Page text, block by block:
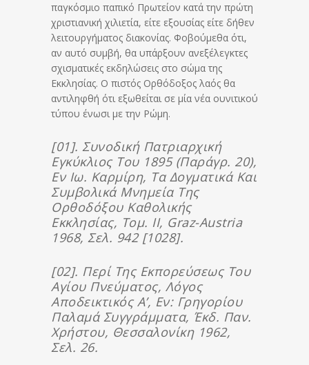
παγκόσμιο παπικό Πρωτείον κατά την πρώτη
χριστιανική χιλιετία, είτε εξουσίας είτε δήθεν
λειτουργήματος διακονίας. Φοβούμεθα ότι,
αν αυτό συμβή, θα υπάρξουν ανεξέλεγκτες
σχισματικές εκδηλώσεις στο σώμα της
Εκκλησίας. Ο πιστός Ορθόδοξος λαός θα
αντιληφθή ότι εξωθείται σε μία νέα ουνιτικού
τύπου ένωσι με την Ρώμη.
[01]. Συνοδική Πατριαρχική
Εγκύκλιος Του 1895 (παράγρ. 20),
Εν Ιω. Καρμίρη, Τα Δογματικά Και
Συμβολικά Μνημεία Της
Ορθοδόξου Καθολικής
Εκκλησίας, Τομ. ΙΙ, Graz-Austria
1968, Σελ. 942 [1028].
[02]. Περί Της Εκπορεύσεως Του
Αγίου Πνεύματος, Λόγος
Αποδεικτικός Α’, Εν: Γρηγορίου
Παλαμά Συγγράμματα, Έκδ. Παν.
Χρήστου, Θεσσαλονίκη 1962,
Σελ. 26.